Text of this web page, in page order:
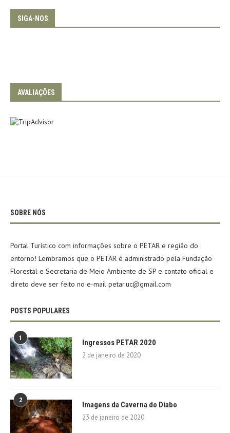
SIGA-NOS
AVALIAÇÕES
SOBRE NÓS
Portal Turístico com informações sobre o PETAR e região do
entorno! Lembramos que o PETAR é administrado pela Fundação
Florestal e Secretaria de Meio Ambiente de SP e contato oficial e
direto deve ser feito no e-mail petar.uc@gmail.com
POSTS POPULARES
1 Ingressos PETAR 2020
2 de janeiro de 2020
2 Imagens da Caverna do Diabo
23 de janeiro de 2020